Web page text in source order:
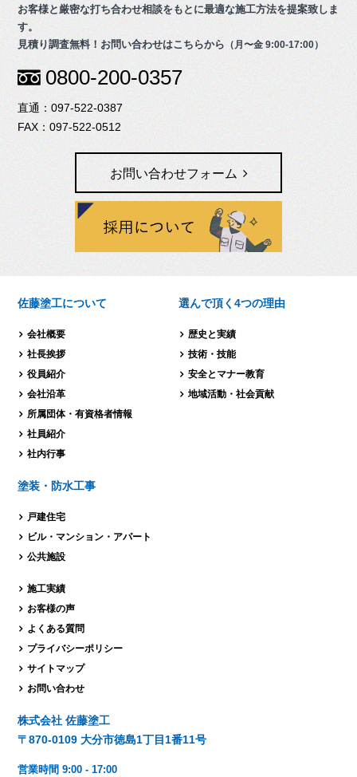
お客様と厳密な打ち合わせ相談をもとに最適な施工方法を提案致しま
す。
見積り調査無料！お問い合わせはこちらから （月〜金 9:00-17:00）
0800-200-0357
097-522-0387
097-522-0512
お問い合わせフォーム
佐藤塗工について
会社概要
社長挨拶
役員紹介
会社沿革
所属団体・有資格者情報
社員紹介
社内行事
選んで頂く4つの理由
歴史と実績
技術・技能
安全とマナー教育
地域活動・社会貢献
塗装・防水工事
戸建住宅
ビル・マンション・ アパート
公共施設
施工実績
お客様の声
よくある質問
プライバシーポリシー
サイトマップ
お問い合わせ
株式会社 佐藤塗工
〒870-0109 大分市徳島1丁目1番11号
営業時間 9:00 - 17:00